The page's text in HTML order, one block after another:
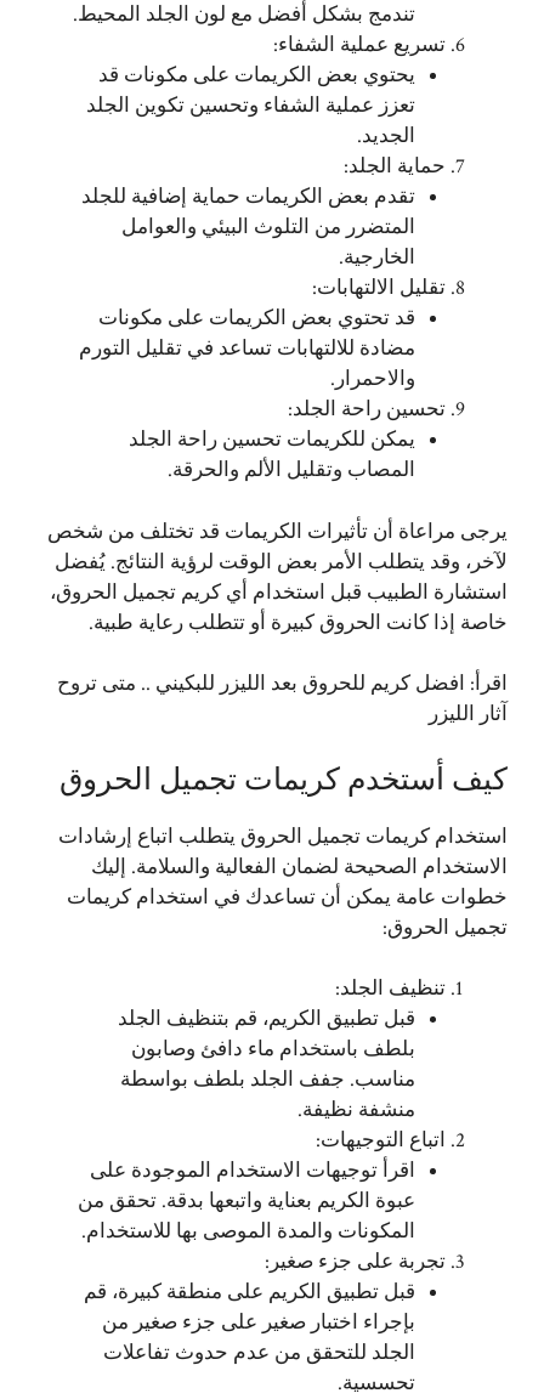
تندمج بشكل أفضل مع لون الجلد المحيط.
تسريع عملية الشفاء:
يحتوي بعض الكريمات على مكونات قد
تعزز عملية الشفاء وتحسين تكوين الجلد
الجديد.
حماية الجلد:
تقدم بعض الكريمات حماية إضافية للجلد
المتضرر من التلوث البيئي والعوامل
الخارجية.
تقليل الالتهابات:
قد تحتوي بعض الكريمات على مكونات
مضادة للالتهابات تساعد في تقليل التورم
والاحمرار.
تحسين راحة الجلد:
يمكن للكريمات تحسين راحة الجلد
المصاب وتقليل الألم والحرقة.
يرجى مراعاة أن تأثيرات الكريمات قد تختلف من شخص
لآخر، وقد يتطلب الأمر بعض الوقت لرؤية النتائج. يُفضل
استشارة الطبيب قبل استخدام أي كريم تجميل الحروق،
خاصة إذا كانت الحروق كبيرة أو تتطلب رعاية طبية.
اقرأ: افضل كريم للحروق بعد الليزر للبكيني .. متى تروح
آثار الليزر
كيف أستخدم كريمات تجميل الحروق
استخدام كريمات تجميل الحروق يتطلب اتباع إرشادات
الاستخدام الصحيحة لضمان الفعالية والسلامة. إليك
خطوات عامة يمكن أن تساعدك في استخدام كريمات
تجميل الحروق:
تنظيف الجلد:
قبل تطبيق الكريم، قم بتنظيف الجلد
بلطف باستخدام ماء دافئ وصابون
مناسب. جفف الجلد بلطف بواسطة
منشفة نظيفة.
اتباع التوجيهات:
اقرأ توجيهات الاستخدام الموجودة على
عبوة الكريم بعناية واتبعها بدقة. تحقق من
المكونات والمدة الموصى بها للاستخدام.
تجربة على جزء صغير:
قبل تطبيق الكريم على منطقة كبيرة، قم
بإجراء اختبار صغير على جزء صغير من
الجلد للتحقق من عدم حدوث تفاعلات
تحسسية.